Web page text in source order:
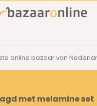
online bazaar van
met melamine set